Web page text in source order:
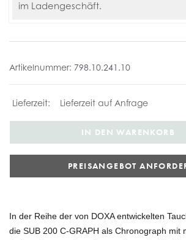
im Ladengeschäft.
Artikelnummer: 798.10.241.10
Lieferzeit auf Anfrage
IN DEN WARENKORB
PREISANGEBOT
In der Reihe der von DOXA entwickelten
die SUB 200 C-GRAPH als Chronograph mit